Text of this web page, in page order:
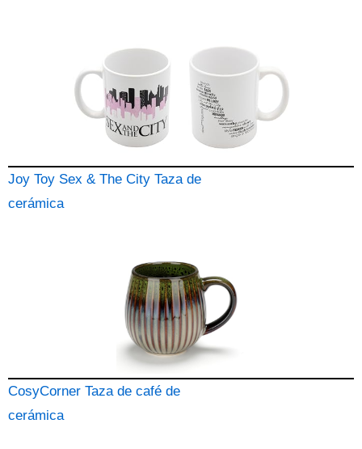
Joy Toy Sex & The City Taza de
cerámica
CosyCorner Taza de café de
cerámica